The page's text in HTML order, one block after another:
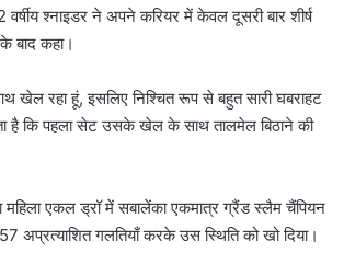
वर्षीय श्नाइडर ने अपने करियर में केवल दूसरी बार शीर्ष
बाद कहा।
खेल रहा हूं, इसलिए निश्चित रूप से बहुत सारी घबराहट
है कि पहला सेट उसके खेल के साथ तालमेल बिठाने की
महिला एकल ड्रॉ में सबालेंका एकमात्र ग्रैंड स्लैम चैंपियन
अप्रत्याशित गलतियाँ करके उस स्थिति को खो दिया।